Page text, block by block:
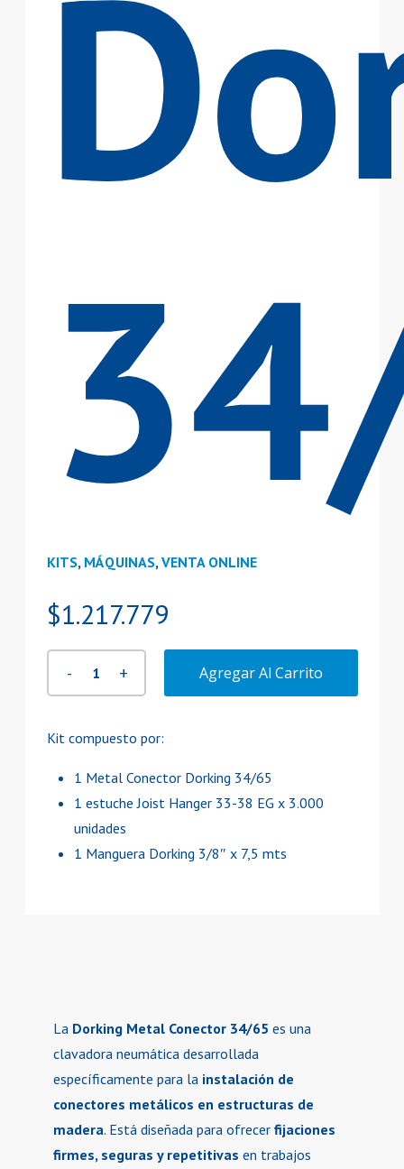
KITS, MÁQUINAS, VENTA ONLINE
$1.217.779
Agregar Al Carrito
Kit compuesto por:
1 Metal Conector Dorking 34/65
1 estuche Joist Hanger 33-38 EG x 3.000
unidades
1 Manguera Dorking 3/8″ x 7,5 mts
La Dorking Metal Conector 34/65 es una
clavadora neumática desarrollada
específicamente para la instalación de
conectores metálicos en estructuras de
madera. Está diseñada para ofrecer fijaciones
firmes, seguras y repetitivas en trabajos